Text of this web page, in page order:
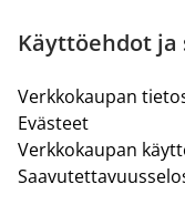
Käyttöehdot ja
Verkkokaupan
Evästeet
Verkkokaupan